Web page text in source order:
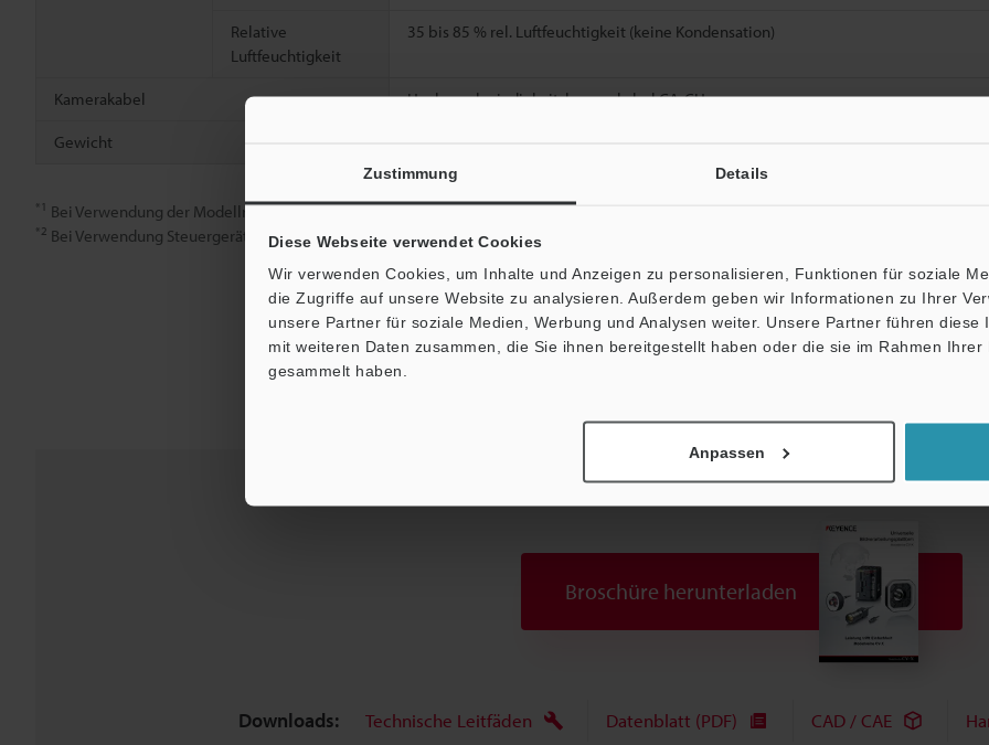
Zustimmung Details
Diese Webseite verwendet Cookies
Wir verwenden Cookies, um Inhalte und Anzeigen zu personalisieren, Funktionen für soziale
die Zugriffe auf unsere Website zu analysieren. Außerdem geben wir Informationen zu Ihrer
unsere Partner für soziale Medien, Werbung und Analysen weiter. Unsere Partner führen diese
mit weiteren Daten zusammen, die Sie ihnen bereitgestellt haben oder die sie im Rahmen Ihrer
gesammelt haben.
Anpassen
Relative
Luftfeuchtigkeit
35 bis 85 % rel. Luftfeuchtigkeit (keine Kondensation)
Kamerakabel Hochgeschwindigkeitskamerakabel CA-CHxx
Gewicht
*1 Bei Verwendung der Modellreihe CV-X400
*2 Bei Verwendung Steuergerät der Modellreihe CV-X100
Datenblatt (PDF) Andere Modelle
Broschüre herunterladen
Downloads: Technische Leitfäden Datenblatt (PDF) CAD / CAE